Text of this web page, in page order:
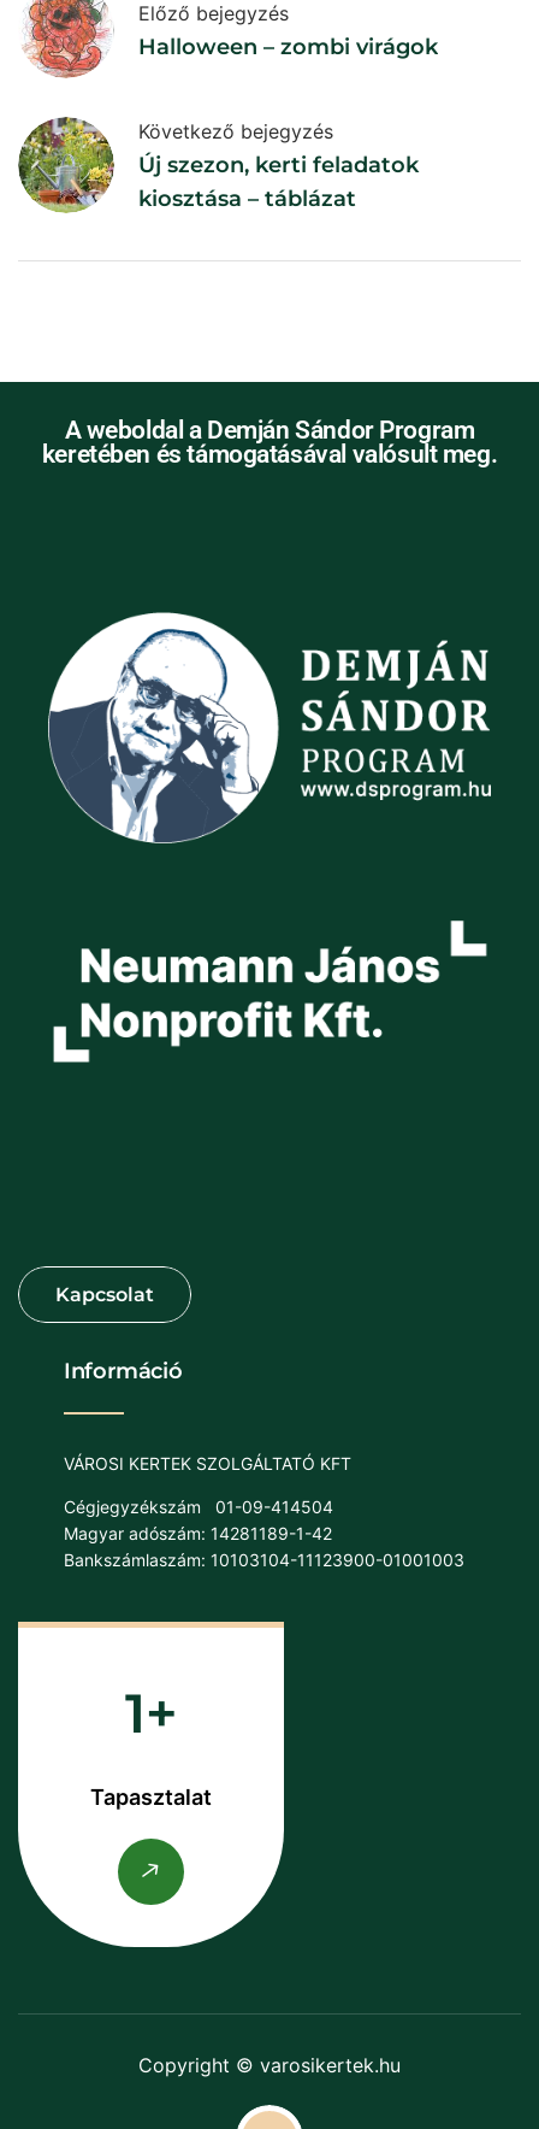
Előző bejegyzés
Halloween – zombi virágok
Következő bejegyzés
Új szezon, kerti feladatok
kiosztása – táblázat
A weboldal a Demján Sándor Program
keretében és támogatásával valósult meg.
Információ
VÁROSI KERTEK SZOLGÁLTATÓ KFT
Cégjegyzékszám
01-09-414504
Magyar adószám: 14281189-1-42
Bankszámlaszám: 10103104-11123900-01001003
1
Tapasztalat
Copyright © varosikertek.hu